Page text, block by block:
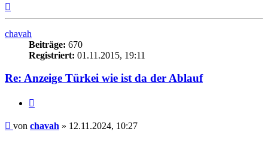
chavah
Beiträge: 670
Registriert: 01.11.2015, 19:11
Re: Anzeige Türkei wie ist da der Ablauf
Beitrag
von chavah » 12.11.2024, 10:27